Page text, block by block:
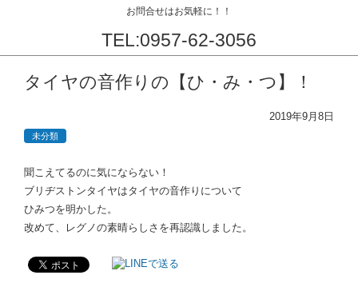
お問合せはお気軽に！！
TEL:0957-62-3056
コンテンツに移動
タイヤの音作りの【ひ・み・つ】！
2019年9月8日
未分類
聞こえてるのに気にならない！
ブリヂストンタイヤはタイヤの音作りについて
ひみつを明かした。
改めて、レグノの素晴らしさを再認識しました。